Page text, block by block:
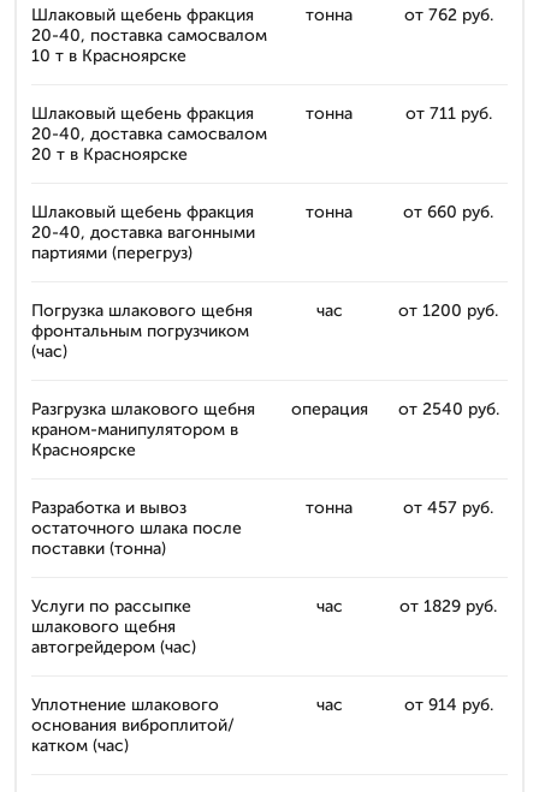
Шлаковый щебень фракция
20-40, поставка самосвалом
10 т в Красноярске
тонна от 762 руб.
Шлаковый щебень фракция
20-40, доставка самосвалом
20 т в Красноярске
тонна от 711 руб.
Шлаковый щебень фракция
20-40, доставка вагонными
партиями (перегруз)
тонна от 660 руб.
Погрузка шлакового щебня
фронтальным погрузчиком
(час)
час от 1200 руб.
Разгрузка шлакового щебня
краном-манипулятором в
Красноярске
операция от 2540 руб.
Разработка и вывоз
остаточного шлака после
поставки (тонна)
тонна от 457 руб.
Услуги по рассыпке
шлакового щебня
автогрейдером (час)
час от 1829 руб.
Уплотнение шлакового
основания виброплитой/
катком (час)
час от 914 руб.